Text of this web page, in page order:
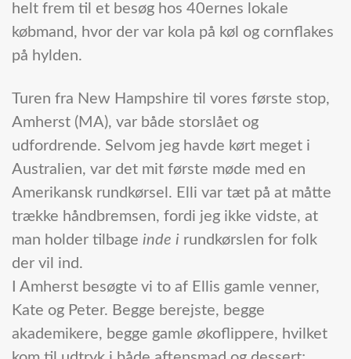
helt frem til et besøg hos 40ernes lokale
købmand, hvor der var kola på køl og cornflakes
på hylden.
Turen fra New Hampshire til vores første stop,
Amherst (MA), var både storslået og
udfordrende. Selvom jeg havde kørt meget i
Australien, var det mit første møde med en
Amerikansk rundkørsel. Elli var tæt på at måtte
trække håndbremsen, fordi jeg ikke vidste, at
man holder tilbage inde i rundkørslen for folk
der vil ind.
I Amherst besøgte vi to af Ellis gamle venner,
Kate og Peter. Begge berejste, begge
akademikere, begge gamle økoflippere, hvilket